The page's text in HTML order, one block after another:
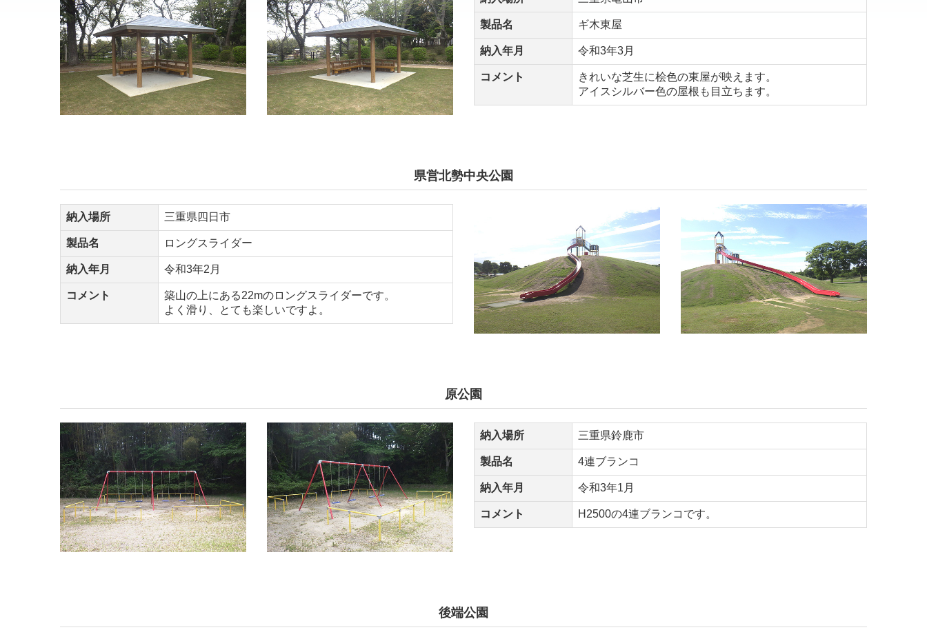
製品名 ギ木東屋
納入年月 令和3年3月
コメント
きれいな芝生に桧色の東屋が映えます。
アイスシルバー色の屋根も目立ちます。
県営北勢中央公園
納入場所 三重県四日市
製品名 ロングスライダー
納入年月 令和3年2月
コメント
築山の上にある22mのロングスライダーです。
よく滑り、とても楽しいですよ。
原公園
納入場所 三重県鈴鹿市
製品名 4連ブランコ
納入年月 令和3年1月
コメント H2500の4連ブランコです。
後端公園